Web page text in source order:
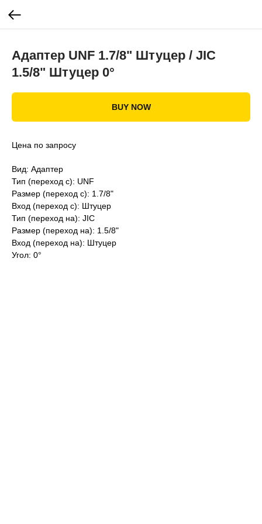
Адаптер UNF 1.7/8" Штуцер / JIC
1.5/8" Штуцер 0°
BUY NOW
Цена по запросу
Вид: Адаптер
Тип (переход с): UNF
Размер (переход с): 1.7/8"
Вход (переход с): Штуцер
Тип (переход на): JIC
Размер (переход на): 1.5/8"
Вход (переход на): Штуцер
Угол: 0°